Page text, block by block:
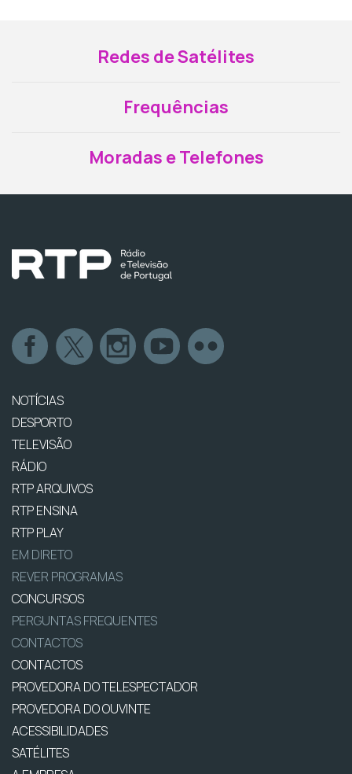
Redes de Satélites
Frequências
Moradas e Telefones
NOTÍCIAS
DESPORTO
TELEVISÃO
RÁDIO
RTP ARQUIVOS
RTP ENSINA
RTP PLAY
EM DIRETO
REVER PROGRAMAS
CONCURSOS
PERGUNTAS FREQUENTES
CONTACTOS
CONTACTOS
PROVEDORA DO TELESPECTADOR
PROVEDORA DO OUVINTE
ACESSIBILIDADES
SATÉLITES